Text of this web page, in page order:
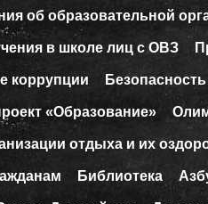
об образовательной
в школе лиц с ОВЗ
коррупции Безопасность
«Образование»
отдыха и их
Библиотека